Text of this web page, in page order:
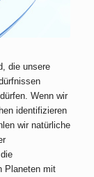
die unsere
Wenn wir
identifizieren
wir natürliche
Planeten mit